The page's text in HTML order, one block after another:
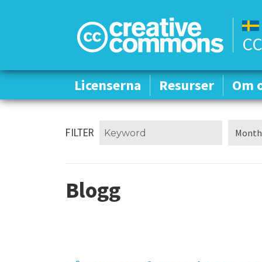
Licenserna Resurser Om
Licenserna Resurser Om
FILTER
Blogg